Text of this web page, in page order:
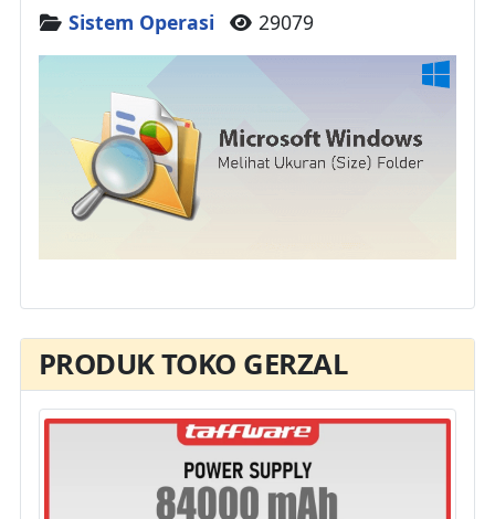
Details
Sistem Operasi 29079
PRODUK TOKO GERZAL